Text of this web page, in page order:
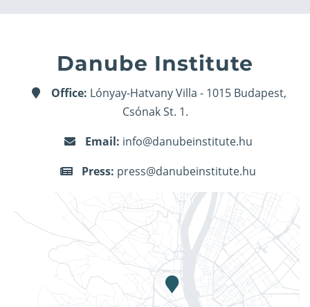
Danube Institute
Office: Lónyay-Hatvany Villa - 1015 Budapest,
Csónak St. 1.
Email: info@danubeinstitute.hu
Press: press@danubeinstitute.hu